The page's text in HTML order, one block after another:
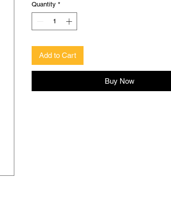
Quantity *
Add to Cart
Buy Now